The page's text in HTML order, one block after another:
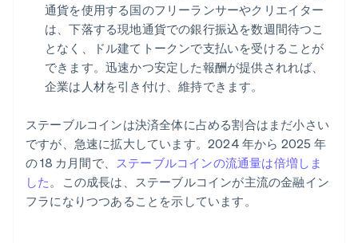
通貨を使用する国のフリーランサーやクリエイター
は、下落する現地通貨での銀行振込を数週間待つこ
となく、ドル建てトークンで支払いを受けることが
できます。迅速かつ安定した報酬が提供されれば、
企業は人材を引き付け、維持できます。
ステーブルコインは決済全体に占める割合はまだ小さい
ですが、急速に拡大しています。2024 年から 2025 年
の 18 カ月間で、 ステーブルコインの流通量は倍増しま
した。この成長は、ステーブルコインが主流の金融イン
フラになりつつあることを示しています。